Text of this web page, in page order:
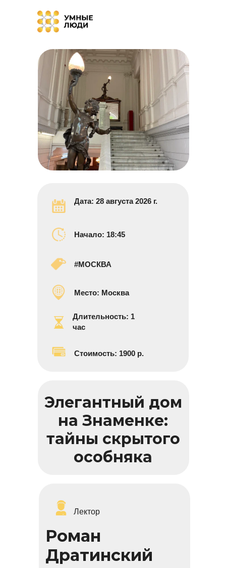
Элегантный дом
на Знаменке:
тайны скрытого
особняка
Роман
Дратинский
Лектор
Начало: 18:45
#МОСКВА
Место: Москва
Стоимость: 1900 р.
Дата: 28 августа 2026 г.
Длительность: 1
час